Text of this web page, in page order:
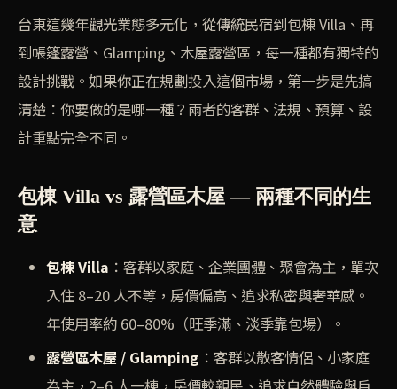
台東這幾年觀光業態多元化，從傳統民宿到包棟 Villa、再
到帳篷露營、Glamping、木屋露營區，每一種都有獨特的
設計挑戰。如果你正在規劃投入這個市場，第一步是先搞
清楚：你要做的是哪一種？兩者的客群、法規、預算、設
計重點完全不同。
包棟 Villa vs 露營區木屋 — 兩種不同的生
意
包棟 Villa ：客群以家庭、企業團體、聚會為主，單次
入住 8–20 人不等，房價偏高、追求私密與奢華感。
年使用率約 60–80%（旺季滿、淡季靠包場）。
露營區木屋 / Glamping ：客群以散客情侶、小家庭